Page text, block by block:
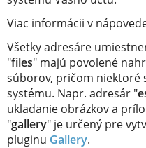
Viac informácii v
Všetky adresáre
"files" majú povolené
súborov, pričom niektoré
systému. Napr. adresár "
ukladanie obrázkov a
"gallery" je určený pre
pluginu Gallery.